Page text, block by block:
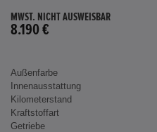
MWST. NICHT AUSWEISBAR
8.190 €
Außenfarbe
Innenausstattung
Kilometerstand
Kraftstoffart
Getriebe